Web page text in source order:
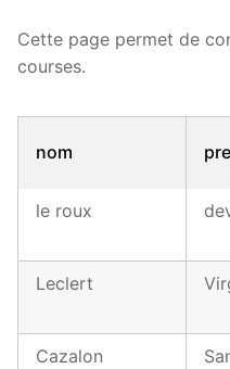
Cette page permet de
courses.
nom
le roux
Leclert
Cazalon